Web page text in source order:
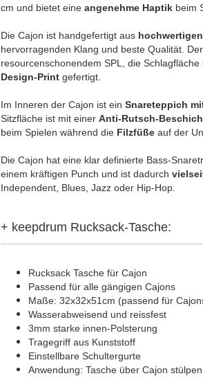
cm und bietet eine angenehme Haptikbeim
Die Cajon ist handgefertigt aus
hervorragenden Klang und beste Qualität.
resourcenschonendem SPL, die
Design-Printgefertigt.
Im Inneren der Cajon ist ein Snareteppich
Sitzfläche ist mit einer Anti-Rutsch-
beim Spielen während die Filzfüße auf der
Die Cajon hat eine klar definierte Bass-
einem kräftigen Punch und ist dadurch
Independent, Blues, Jazz oder Hip-Hop.
+ keepdrum Rucksack-Tasche:
Rucksack Tasche für Cajon
Passend für alle gängigen Cajons
Maße: 32x32x51cm (passend für
Wasserabweisend und reissfest
3mm starke innen-Polsterung
Tragegriff aus Kunststoff
Einstellbare Schultergurte
Anwendung: Tasche über Cajon stülpen